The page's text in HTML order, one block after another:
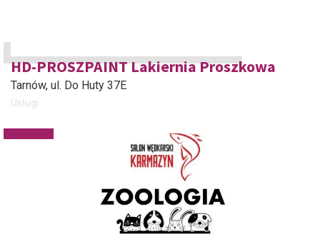
HD-PROSZPAINT Lakiernia Proszkowa
Tarnów, ul. Do Huty 37E
Usługi